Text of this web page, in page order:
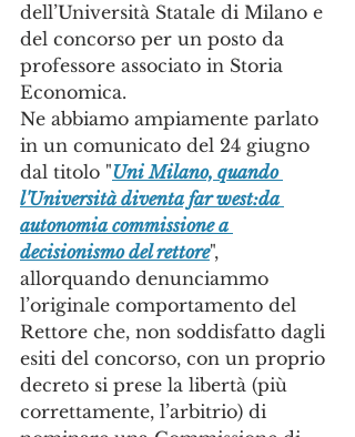
dell’Università Statale di Milano e
del concorso per un posto da
professore associato in Storia
Economica.
Ne abbiamo ampiamente parlato
in un comunicato del 24 giugno
dal titolo "Uni Milano, quando
l'Università diventa far west:da
autonomia commissione a
decisionismo del rettore",
allorquando denunciammo
l’originale comportamento del
Rettore che, non soddisfatto dagli
esiti del concorso, con un proprio
decreto si prese la libertà (più
correttamente, l’arbitrio) di